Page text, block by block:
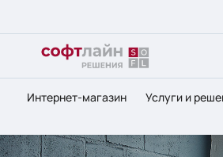
Интернет-магазин Услуги и